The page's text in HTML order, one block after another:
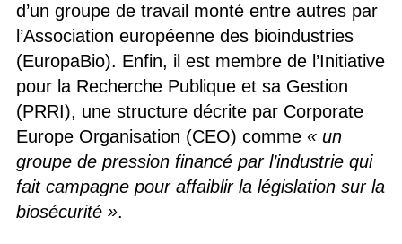
d’un groupe de travail monté entre autres par
l’Association européenne des bioindustries
(EuropaBio). Enfin, il est membre de l’Initiative
pour la Recherche Publique et sa Gestion
(PRRI), une structure décrite par Corporate
Europe Organisation (CEO) comme « un
groupe de pression financé par l’industrie qui
fait campagne pour affaiblir la législation sur la
biosécurité ».